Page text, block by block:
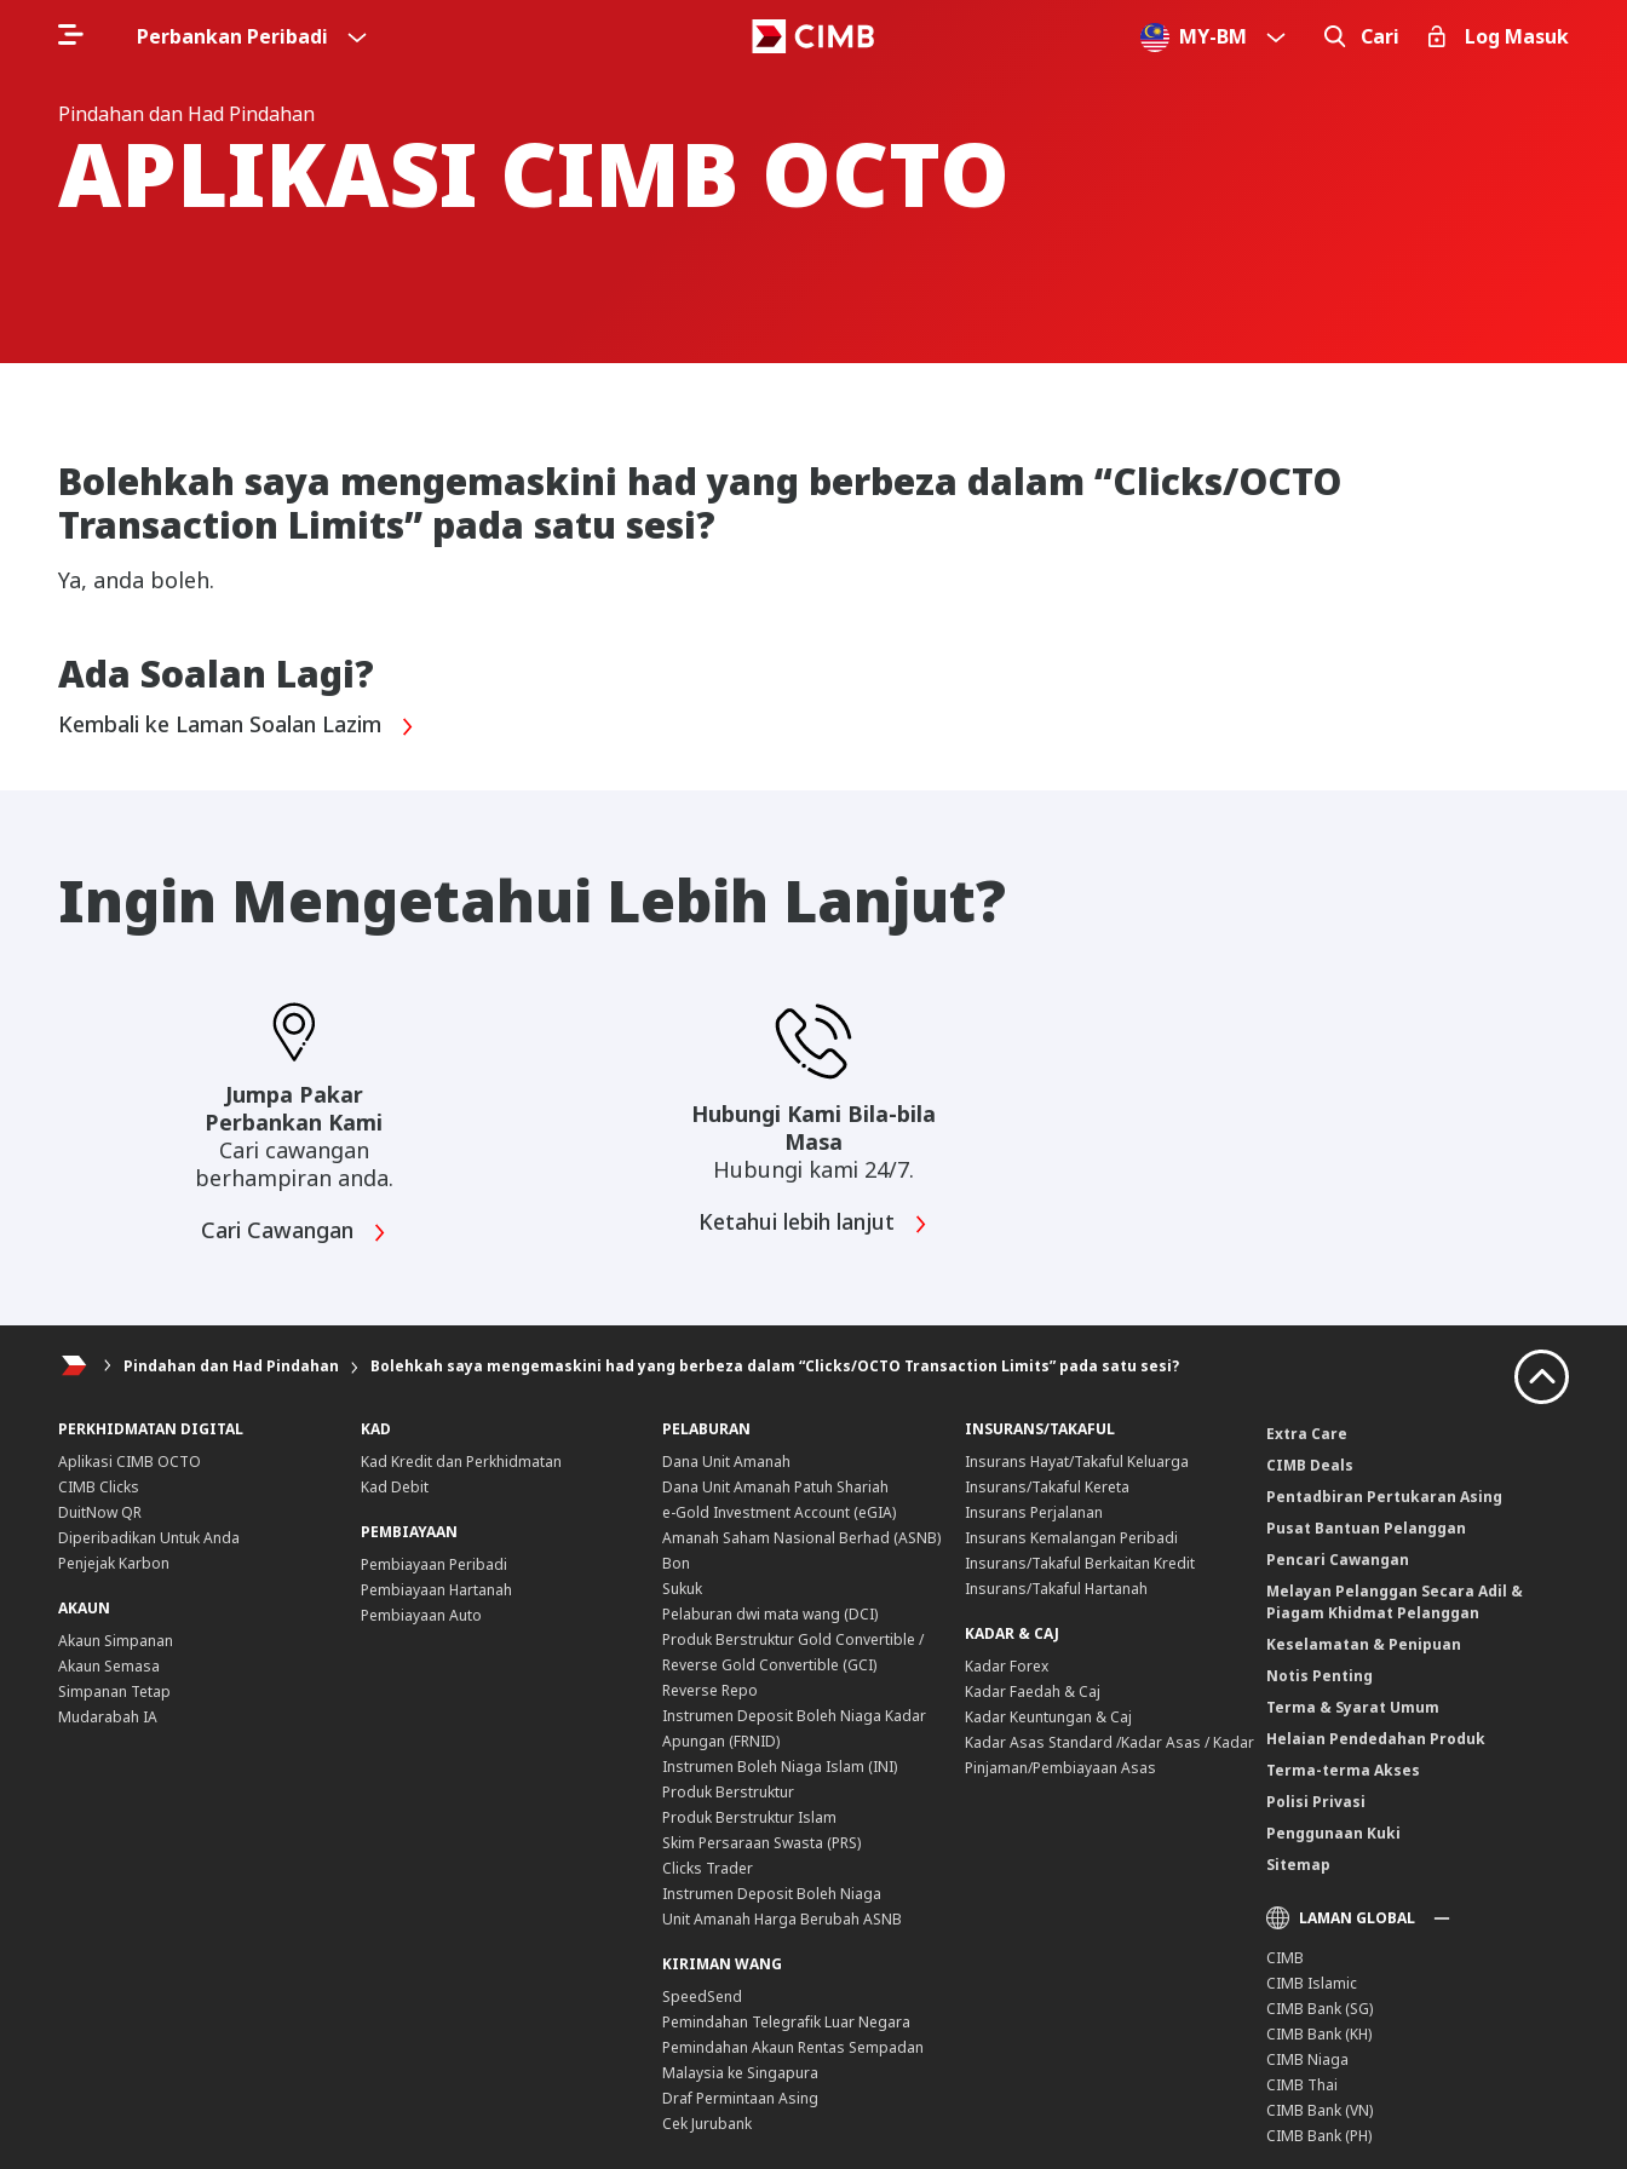
Perbankan Peribadi MY-BM Cari Log Masuk
Pindahan dan Had Pindahan
APLIKASI CIMB OCTO
Bolehkah saya mengemaskini had yang berbeza dalam “Clicks/OCTO
Transaction Limits” pada satu sesi?
Ya, anda boleh.
Ada Soalan Lagi?
Kembali ke Laman Soalan Lazim
Ingin Mengetahui Lebih Lanjut?
Jumpa Pakar
Perbankan Kami
Cari cawangan
berhampiran anda.
Cari Cawangan
Hubungi Kami Bila-bila
Masa
Hubungi kami 24/7.
Ketahui lebih lanjut
Pindahan dan Had Pindahan Bolehkah saya mengemaskini had yang berbeza dalam “Clicks/OCTO Transaction Limits” pada satu sesi?
PERKHIDMATAN DIGITAL
Aplikasi CIMB OCTO
CIMB Clicks
DuitNow QR
Diperibadikan Untuk Anda
Penjejak Karbon
AKAUN
Akaun Simpanan
Akaun Semasa
Simpanan Tetap
Mudarabah IA
KAD
Kad Kredit dan Perkhidmatan
Kad Debit
PEMBIAYAAN
Pembiayaan Peribadi
Pembiayaan Hartanah
Pembiayaan Auto
PELABURAN
Dana Unit Amanah
Dana Unit Amanah Patuh Shariah
e-Gold Investment Account (eGIA)
Amanah Saham Nasional Berhad (ASNB)
Bon
Sukuk
Pelaburan dwi mata wang (DCI)
Produk Berstruktur Gold Convertible /
Reverse Gold Convertible (GCI)
Reverse Repo
Instrumen Deposit Boleh Niaga Kadar
Apungan (FRNID)
Instrumen Boleh Niaga Islam (INI)
Produk Berstruktur
Produk Berstruktur Islam
Skim Persaraan Swasta (PRS)
Clicks Trader
Instrumen Deposit Boleh Niaga
Unit Amanah Harga Berubah ASNB
KIRIMAN WANG
SpeedSend
Pemindahan Telegrafik Luar Negara
Pemindahan Akaun Rentas Sempadan
Malaysia ke Singapura
Draf Permintaan Asing
Cek Jurubank
INSURANS/TAKAFUL
Insurans Hayat/Takaful Keluarga
Insurans/Takaful Kereta
Insurans Perjalanan
Insurans Kemalangan Peribadi
Insurans/Takaful Berkaitan Kredit
Insurans/Takaful Hartanah
KADAR & CAJ
Kadar Forex
Kadar Faedah & Caj
Kadar Keuntungan & Caj
Kadar Asas Standard /Kadar Asas / Kadar
Pinjaman/Pembiayaan Asas
Extra Care
CIMB Deals
Pentadbiran Pertukaran Asing
Pusat Bantuan Pelanggan
Pencari Cawangan
Melayan Pelanggan Secara Adil &
Piagam Khidmat Pelanggan
Keselamatan & Penipuan
Notis Penting
Terma & Syarat Umum
Helaian Pendedahan Produk
Terma-terma Akses
Polisi Privasi
Penggunaan Kuki
Sitemap
LAMAN GLOBAL
CIMB
CIMB Islamic
CIMB Bank (SG)
CIMB Bank (KH)
CIMB Niaga
CIMB Thai
CIMB Bank (VN)
CIMB Bank (PH)